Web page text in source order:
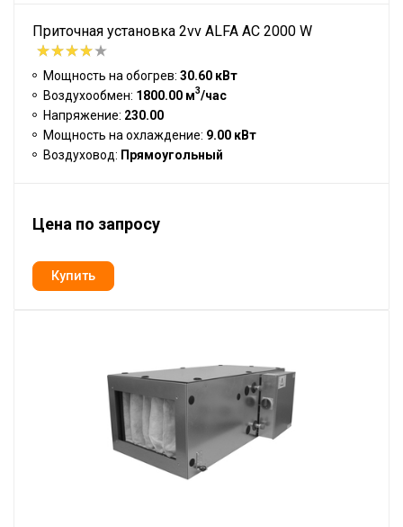
Приточная установка 2vv ALFA AC 2000 W
Мощность на обогрев: 30.60 кВт
Воздухообмен: 1800.00 м3/час
Напряжение: 230.00
Мощность на охлаждение: 9.00 кВт
Воздуховод: Прямоугольный
Цена по запросу